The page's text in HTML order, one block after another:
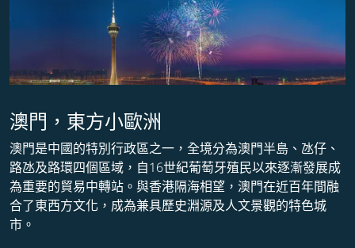
澳門，東方小歐洲
澳門是中國的特別行政區之一，全境分為澳門半島、氹仔、
路氹及路環四個區域，自16世紀葡萄牙殖民以來逐漸發展成
為重要的貿易中轉站。與香港隔海相望，澳門在近百年間融
合了東西方文化，成為兼具歷史淵源及人文景觀的特色城
市。